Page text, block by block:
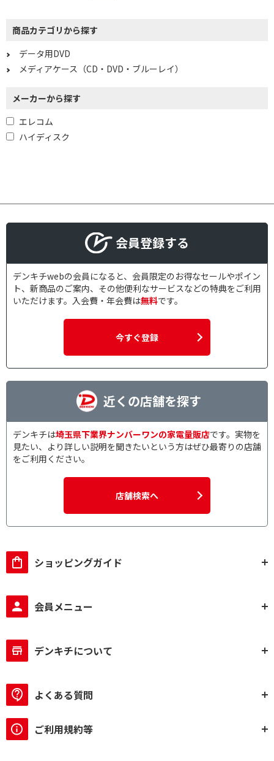
商品カテゴリから探す
データ用DVD
メディアケース（CD・DVD・ブルーレイ）
メーカーから探す
エレコム
ハイディスク
会員登録する
デンキチwebの会員になると、会員限定のお得なセールやポイン
ト、新商品のご案内、その他便利なサービスなどの特典をご利用
いただけます。入会費・年会費は無料です。
今すぐ登録
近くの店舗を探す
デンキチは埼玉県下業界ナンバーワンの家電量販店です。実物を
見たい、より詳しい説明を聞きたいという方はぜひ最寄りの店舗
をご利用ください。
店舗検索へ
ショッピングガイド
会員メニュー
デンキチについて
よくある質問
ご利用規約等